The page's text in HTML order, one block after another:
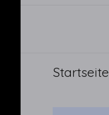
Startseite